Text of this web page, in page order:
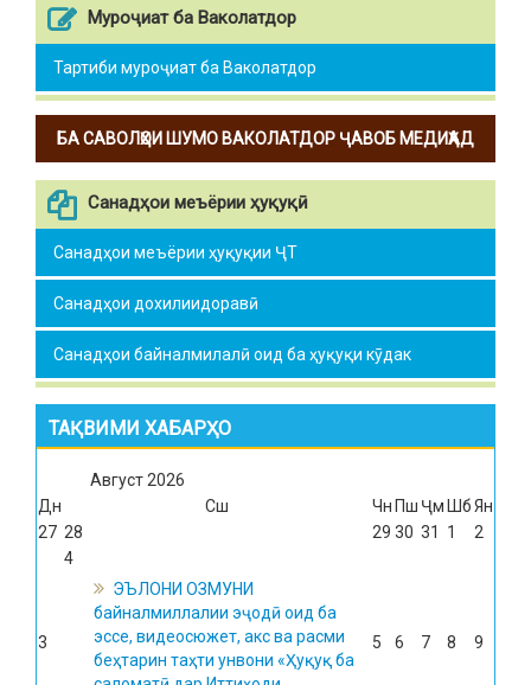
Муроҷиат ба Ваколатдор
Тартиби муроҷиат ба Ваколатдор
БА САВОЛҲОИ ШУМО ВАКОЛАТДОР ҶАВОБ МЕДИҲАД
Санадҳои меъёрии ҳуқуқӣ
Санадҳои меъёрии ҳуқуқии ҶТ
Санадҳои дохилиидоравӣ
Санадҳои байналмилалӣ оид ба ҳуқуқи кӯдак
ТАҚВИМИ ХАБАРҲО
Август2026
Дн
Сш Чн Пш Ҷм ШбЯн
27 28 29 30 31 1 2
3
4
ЭЪЛОНИ ОЗМУНИ
байналмиллалии эҷодӣ оид ба
эссе, видеосюжет, акс ва расми
беҳтарин таҳти унвони «Ҳуқуқ ба
5 6 7 8 9